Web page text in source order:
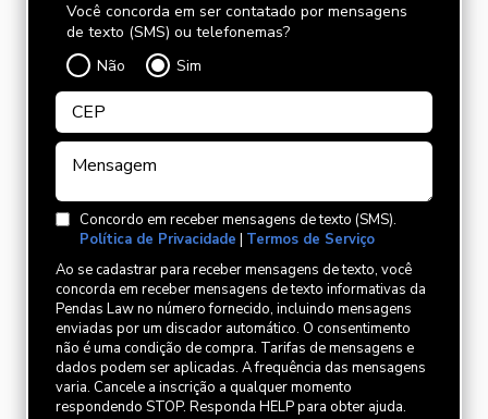
Você concorda em ser contatado por mensagens
de texto (SMS) ou telefonemas?
Não
Sim
Concordo em receber mensagens de texto (SMS).
Política de Privacidade | Termos de Serviço
Ao se cadastrar para receber mensagens de texto, você
concorda em receber mensagens de texto informativas da
Pendas Law no número fornecido, incluindo mensagens
enviadas por um discador automático. O consentimento
não é uma condição de compra. Tarifas de mensagens e
dados podem ser aplicadas. A frequência das mensagens
varia. Cancele a inscrição a qualquer momento
respondendo STOP. Responda HELP para obter ajuda.